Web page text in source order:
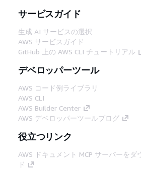
サービスガイド
生成 AI サービスの選択
AWS サービスガイド
GitHub 上の AWS CLI チュートリアル
デベロッパーツール
AWS コード例ライブラリ
AWS CLI
AWS Builder Center
AWS デベロッパーツールブログ
役立つリンク
AWS ドキュメント MCP サーバーをダ
ド